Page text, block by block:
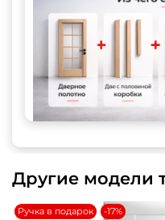
Другие модели
Ручка в подарок -17%